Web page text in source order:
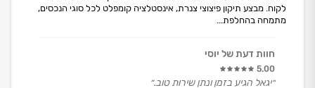
לקוח. מבצע תיקון פיצוצי צנרת, אינסטלציה קומפלט לכל סוגי הנכסים,
מתמחה בהחלפת...
חוות דעת של יוסי
5.00
״יגאל הגיע בזמן ונתן שירות טוב.״